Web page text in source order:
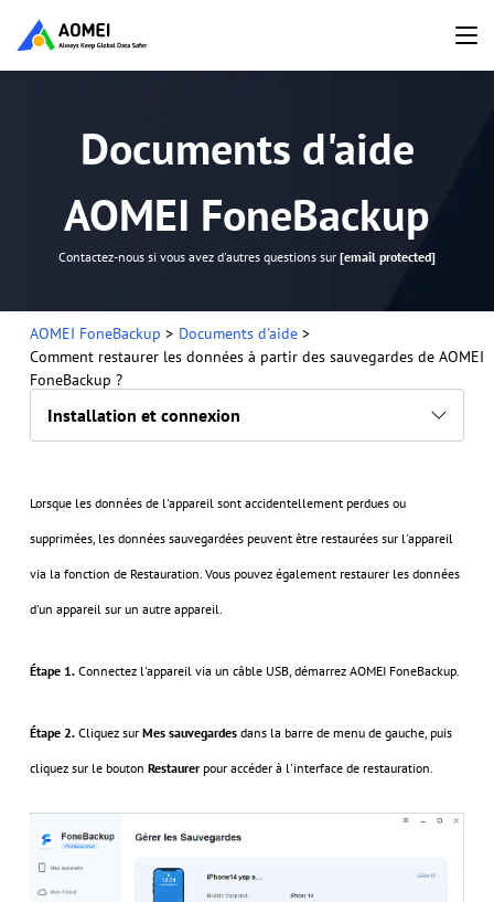
Documents d'aide
AOMEI FoneBackup
Contactez-nous si vous avez d'autres questions sur [email protected]
Installation et connexion
AOMEI FoneBackup > Documents d'aide>
Comment restaurer les données à partir des sauvegardes de AOMEI
FoneBackup ?
Lorsque les données de l'appareil sont accidentellement perdues ou
supprimées, les données sauvegardées peuvent être restaurées sur l'appareil
via la fonction de Restauration. Vous pouvez également restaurer les données
d'un appareil sur un autre appareil.
Étape 1.Connectez l'appareil via un câble USB, démarrez AOMEI FoneBackup.
Étape 2.Cliquez sur Mes sauvegardesdans la barre de menu de gauche, puis
cliquez sur le bouton Restaurerpour accéder à l'interface de restauration.